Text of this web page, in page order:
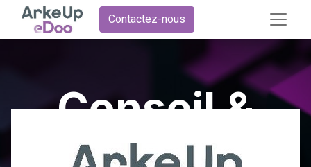
Contactez-nous
Conseil &